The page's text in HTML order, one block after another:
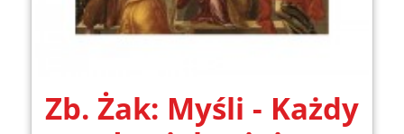
Zb. Żak: Myśli - Każdy